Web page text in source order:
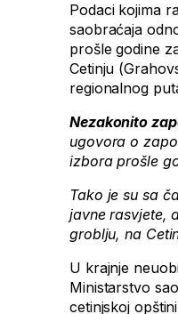
Podaci kojima
saobraćaja
prošle godine
Cetinju
regionalnog
Nezakonito
ugovora o
izbora prošle
Tako je su sa
javne rasvjete,
groblju, na
U krajnje
Ministarstvo
cetinjskoj